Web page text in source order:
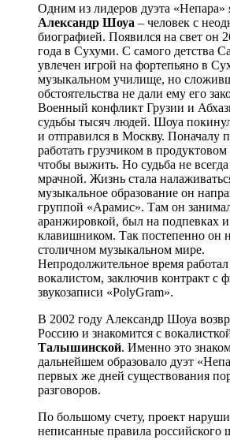
Одним из лидеров дуэта «Непара»
Александр Шоуа – человек с
биографией. Появился на свет он
года в Сухуми. С самого детства
увлечен игрой на фортепьяно в
музыкальном училище, но
обстоятельства не дали ему его
Военный конфликт Грузии и
судьбы тысяч людей. Шоуа
и отправился в Москву. Поначалу
работать грузчиком в продуктовом
чтобы выжить. Но судьба не
мрачной. Жизнь стала
музыкальное образование он
группой «Арамис». Там он
аранжировкой, был на подпевках
клавишником. Так постепенно он
столичном музыкальном мире.
Непродолжительное время
вокалистом, заключив контракт с
звукозаписи «PolyGram».
В 2002 году Александр Шоуа
Россию и знакомится с
Талышинской. Именно это
дальнейшем образовало дуэт
первых же дней существования
разговоров.
По большому счету, проект
неписанные правила российского